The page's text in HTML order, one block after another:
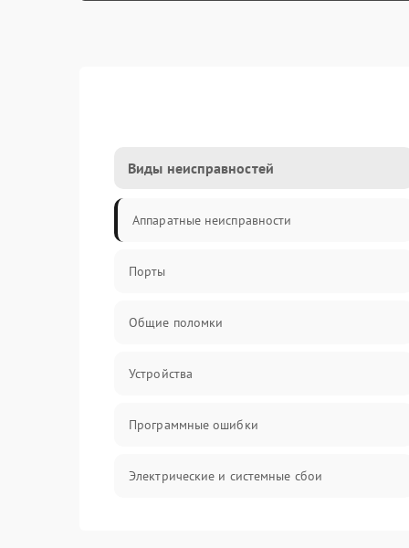
Виды неисправностей
Аппаратные неисправности
Порты
Общие поломки
Устройства
Программные ошибки
Электрические и системные сбои